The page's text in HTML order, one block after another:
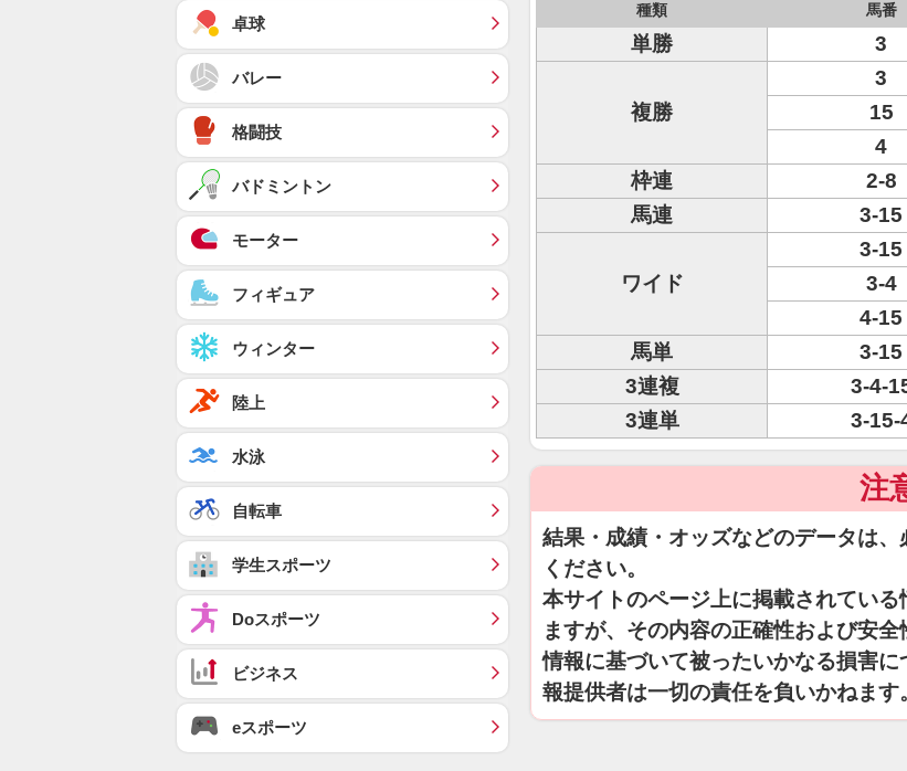
種類 馬番
単勝 3
複勝
3
15
4
枠連
2-8
馬連
3-15
ワイド
3-15
3-4
4-15
馬単
3-15
3連複
3-4-
3連単
3-15-
注
結果・成績・オッズなどのデータは
ください。
本サイトのページ上に掲載されてい
ますが、その内容の正確性および安
情報に基づいて被ったいかなる損害
報提供者は一切の責任を負いかねます
卓球
バレー
格闘技
バドミントン
モーター
フィギュア
ウィンター
陸上
水泳
自転車
学生スポーツ
Doスポーツ
ビジネス
eスポーツ